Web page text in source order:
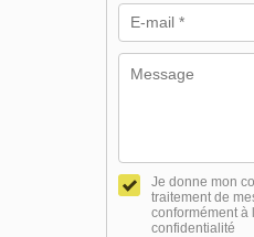
Je donne mon
traitement de
conformément à
confidentialité